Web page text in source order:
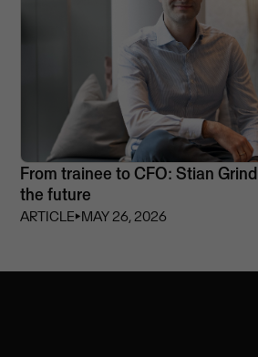
From trainee to CFO: Stian
the future
ARTICLE⏵MAY 26, 2026